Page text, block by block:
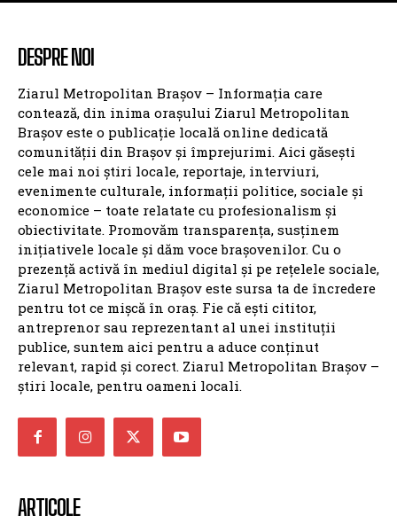
DESPRE NOI
Ziarul Metropolitan Brașov – Informația care
contează, din inima orașului Ziarul Metropolitan
Brașov este o publicație locală online dedicată
comunității din Brașov și împrejurimi. Aici găsești
cele mai noi știri locale, reportaje, interviuri,
evenimente culturale, informații politice, sociale și
economice – toate relatate cu profesionalism și
obiectivitate. Promovăm transparența, susținem
inițiativele locale și dăm voce brașovenilor. Cu o
prezență activă în mediul digital și pe rețelele sociale,
Ziarul Metropolitan Brașov este sursa ta de încredere
pentru tot ce mișcă în oraș. Fie că ești cititor,
antreprenor sau reprezentant al unei instituții
publice, suntem aici pentru a aduce conținut
relevant, rapid și corect. Ziarul Metropolitan Brașov –
știri locale, pentru oameni locali.
ARTICOLE